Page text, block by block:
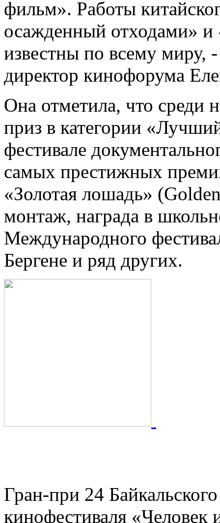
фильм». Работы
осажденный отходами» и
известны по всему миру,
директор кинофорума
Она отметила, что среди
приз в категории
фестивале
самых престижных
«Золотая лошадь»
монтаж, награда в
Международного
Бергене и ряд других.
Гран-при 24
кинофестиваля